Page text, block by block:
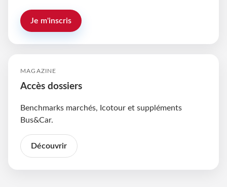
Je m'inscris
MAGAZINE
Accès dossiers
Benchmarks marchés, Icotour et suppléments
Bus&Car.
Découvrir